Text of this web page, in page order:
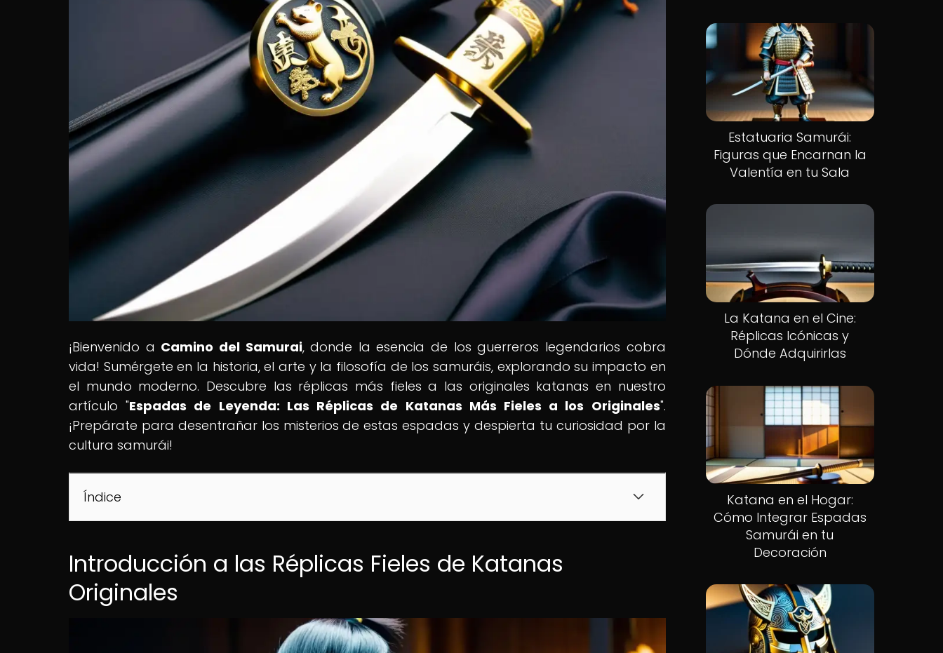
¡Bienvenido a Camino del Samurai, donde la esencia de los guerreros legendarios cobra
vida! Sumérgete en la historia, el arte y la filosofía de los samuráis, explorando su impacto en
el mundo moderno. Descubre las réplicas más fieles a las originales katanas en nuestro
artículo "Espadas de Leyenda: Las Réplicas de Katanas Más Fieles a los Originales".
¡Prepárate para desentrañar los misterios de estas espadas y despierta tu curiosidad por la
cultura samurái!
Índice
Introducción a las Réplicas Fieles de Katanas
Originales
Estatuaria Samurái:
Figuras que Encarnan la
Valentía en tu Sala
La Katana en el Cine:
Réplicas Icónicas y
Dónde Adquirirlas
Katana en el Hogar:
Cómo Integrar Espadas
Samurái en tu
Decoración